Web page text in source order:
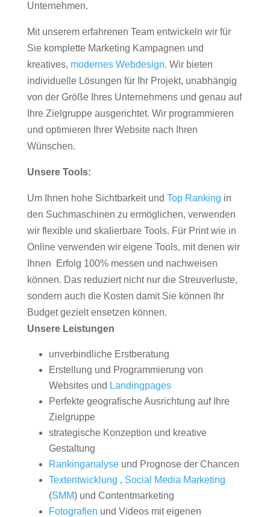
Unternehmen.
Mit unserem erfahrenen Team entwickeln wir für
Sie komplette Marketing Kampagnen und
kreatives, modernes Webdesign. Wir bieten
individuelle Lösungen für Ihr Projekt, unabhängig
von der Größe Ihres Unternehmens und genau auf
Ihre Zielgruppe ausgerichtet. Wir programmieren
und optimieren Ihrer Website nach Ihren
Wünschen.
Unsere Tools:
Um Ihnen hohe Sichtbarkeit und Top Ranking in
den Suchmaschinen zu ermöglichen, verwenden
wir flexible und skalierbare Tools. Für Print wie in
Online verwenden wir eigene Tools, mit denen wir
Ihnen Erfolg 100% messen und nachweisen
können. Das reduziert nicht nur die Streuverluste,
sondern auch die Kosten damit Sie können Ihr
Budget gezielt ensetzen können.
Unsere Leistungen
unverbindliche Erstberatung
Erstellung und Programmierung von
Websites und Landingpages
Perfekte geografische Ausrichtung auf Ihre
Zielgruppe
strategische Konzeption und kreative
Gestaltung
Rankinganalyseund Prognose der Chancen
Textentwicklung , Social Media Marketing
(SMM) und Contentmarketing
Fotografien und Videos mit eigenen